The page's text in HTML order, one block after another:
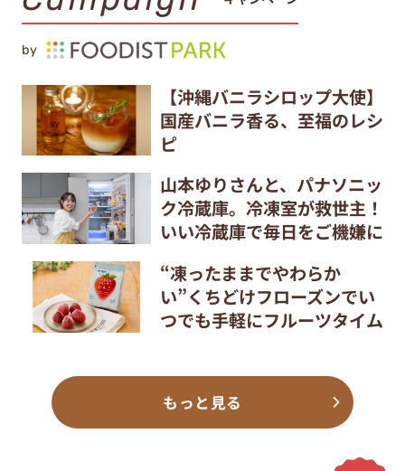
by
【沖縄バニラシロップ大使】
国産バニラ香る、至福のレシ
ピ
山本ゆりさんと、パナソニッ
ク冷蔵庫。冷凍室が救世主！
いい冷蔵庫で毎日をご機嫌に
“凍ったままでやわらか
い”くちどけフローズンでい
つでも手軽にフルーツタイム
もっと見る